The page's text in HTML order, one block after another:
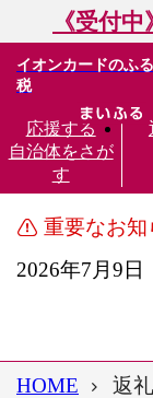
《受付
イオンカードのふ
税
応援する
自治体をさが
す
重要なお知
2026年7月9日
HOME 返